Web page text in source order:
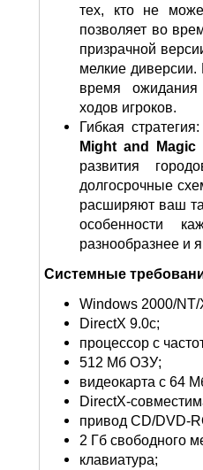
тех, кто не
позволяет во
призрачной
мелкие
время ожидания
ходов игроков.
Гибкая
Might and Magic
развития
долгосрочные
расширяют ваш
особенности
разнообразнее и
Системные
Windows 2000/NT/
DirectX 9.0с;
процессор с
512 Мб ОЗУ;
видеокарта с 64
DirectX-
привод CD/DVD-
2 Гб свободного
клавиатура;